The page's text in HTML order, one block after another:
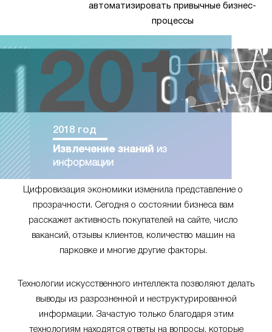
автоматизировать привычные бизнес-
процессы
2018 год
Извлечение знаний из
информации
Цифровизация экономики изменила представление о
прозрачности. Сегодня о состоянии бизнеса вам
расскажет активность покупателей на сайте, число
вакансий, отзывы клиентов, количество машин на
парковке и многие другие факторы.
Технологии искусственного интеллекта позволяют делать
выводы из разрозненной и неструктурированной
информации. Зачастую только благодаря этим
технологиям находятся ответы на вопросы, которые